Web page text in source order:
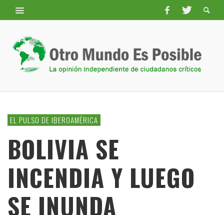
EL PULSO DE IBEROAMÉRICA
BOLIVIA SE
INCENDIA Y LUEGO
SE INUNDA